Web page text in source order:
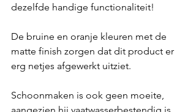
dezelfde handige functionaliteit!
De bruine en oranje kleuren met de
matte finish zorgen dat dit product er
erg netjes afgewerkt uitziet.
Schoonmaken is ook geen moeite,